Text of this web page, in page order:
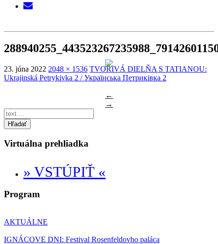
23. júna 2022 2048 × 1536 TVORIVÁ DIELŇA S TATIANOU:
Ukrajinská Petrykivka 2 / Українська Петриківка 2
←
→
Hľadať
Virtuálna prehliadka
» VSTÚPIŤ «
Program
AKTUÁLNE
IGNÁCOVE DNI: Festival Rosenfeldovho paláca